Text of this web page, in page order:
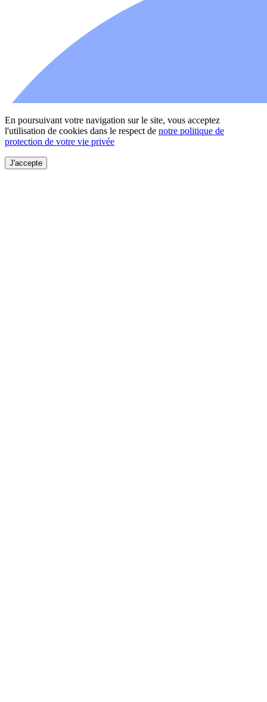
En poursuivant votre navigation sur le site, vous acceptez
l'utilisation de cookies dans le respect de notre politique de
protection de votre vie privée
J'accepte